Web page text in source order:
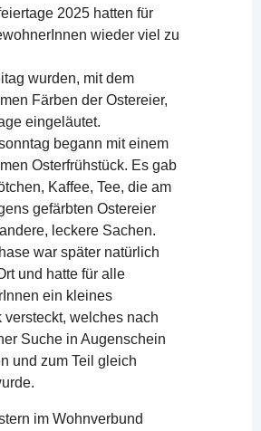
2025 hatten für
wieder viel zu
wurden, mit dem
Färben der Ostereier,
eingeläutet.
begann mit einem
Osterfrühstück. Es gab
Kaffee, Tee, die am
gefärbten Ostereier
leckere Sachen.
war später natürlich
und hatte für alle
ein kleines
versteckt, welches nach
Suche in Augenschein
und zum Teil gleich